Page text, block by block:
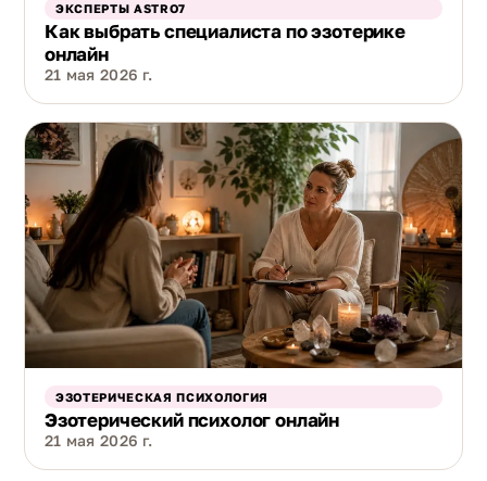
ЭКСПЕРТЫ ASTRO7
Как выбрать специалиста по эзотерике
онлайн
21 мая 2026 г.
ЭЗОТЕРИЧЕСКАЯ ПСИХОЛОГИЯ
Эзотерический психолог онлайн
21 мая 2026 г.